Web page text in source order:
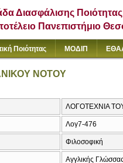
Διασφάλισης Ποιότητας
Πανεπιστήμιο
Ποιότητας ΜΟΔΙΠ
ΝΟΤΟΥ
ΛΟΓΟΤΕΧΝΙΑ
Λογ7-476
Φιλοσοφική
Αγγλικής